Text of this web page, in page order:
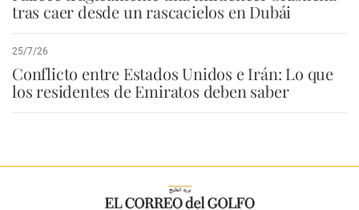
tras caer desde un rascacielos en Dubái
25/7/26
Conflicto entre Estados Unidos e Irán: Lo que
los residentes de Emiratos deben saber